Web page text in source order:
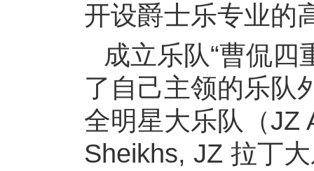
开设爵士乐专业的
成立乐队“曹侃四
了自己主领的乐队
全明星大乐队（JZ
Sheikhs, JZ 拉丁